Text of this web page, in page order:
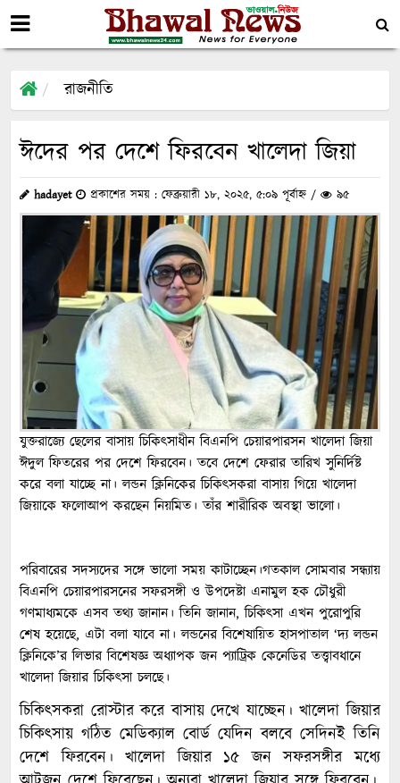
রাজনীতি
ঈদের পর দেশে ফিরবেন খালেদা জিয়া
hadayet প্রকাশের সময় : ফেব্রুয়ারী ১৮, ২০২৫, ৫:০৯ পূর্বাহ্ন / ৯৫
যুক্তরাজ্যে ছেলের বাসায় চিকিৎসাধীন বিএনপি চেয়ারপারসন খালেদা জিয়া
ঈদুল ফিতরের পর দেশে ফিরবেন। তবে দেশে ফেরার তারিখ সুনির্দিষ্ট
করে বলা যাচ্ছে না। লন্ডন ক্লিনিকের চিকিৎসকরা বাসায় গিয়ে খালেদা
জিয়াকে ফলোআপ করছেন নিয়মিত। তাঁর শারীরিক অবস্থা ভালো।
পরিবারের সদস্যদের সঙ্গে ভালো সময় কাটাচ্ছেন।গতকাল সোমবার সন্ধ্যায়
বিএনপি চেয়ারপারসনের সফরসঙ্গী ও উপদেষ্টা এনামুল হক চৌধুরী
গণমাধ্যমকে এসব তথ্য জানান। তিনি জানান, চিকিৎসা এখন পুরোপুরি
শেষ হয়েছে, এটা বলা যাবে না। লন্ডনের বিশেষায়িত হাসপাতাল ‘দ্য লন্ডন
ক্লিনিকে’র লিভার বিশেষজ্ঞ অধ্যাপক জন প্যাট্রিক কেনেডির তত্ত্বাবধানে
খালেদা জিয়ার চিকিৎসা চলছে।
চিকিৎসকরা রোস্টার করে বাসায় দেখে যাচ্ছেন। খালেদা জিয়ার
চিকিৎসায় গঠিত মেডিক্যাল বোর্ড যেদিন বলবে সেদিনই তিনি
দেশে ফিরবেন। খালেদা জিয়ার ১৫ জন সফরসঙ্গীর মধ্যে